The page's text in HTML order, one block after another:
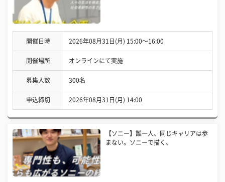
開催日時 2026年08月31日(月) 15:00〜16:00
開催場所 オンラインにて実施
募集人数 300名
申込締切 2026年08月31日(月) 14:00
【ソニー】誰一人、同じキャリアは歩
まない。ソニーで描く、